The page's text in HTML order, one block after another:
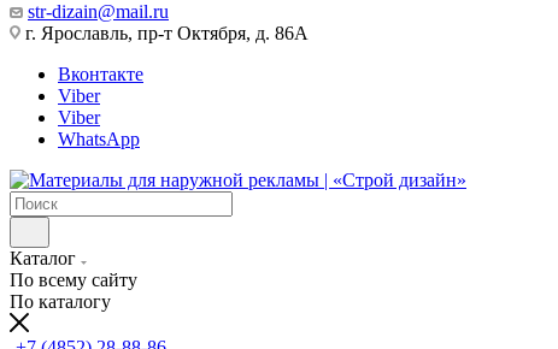
str-dizain@mail.ru
г. Ярославль, пр-т Октября, д. 86А
Вконтакте
Viber
Viber
WhatsApp
Каталог
По всему сайту
По каталогу